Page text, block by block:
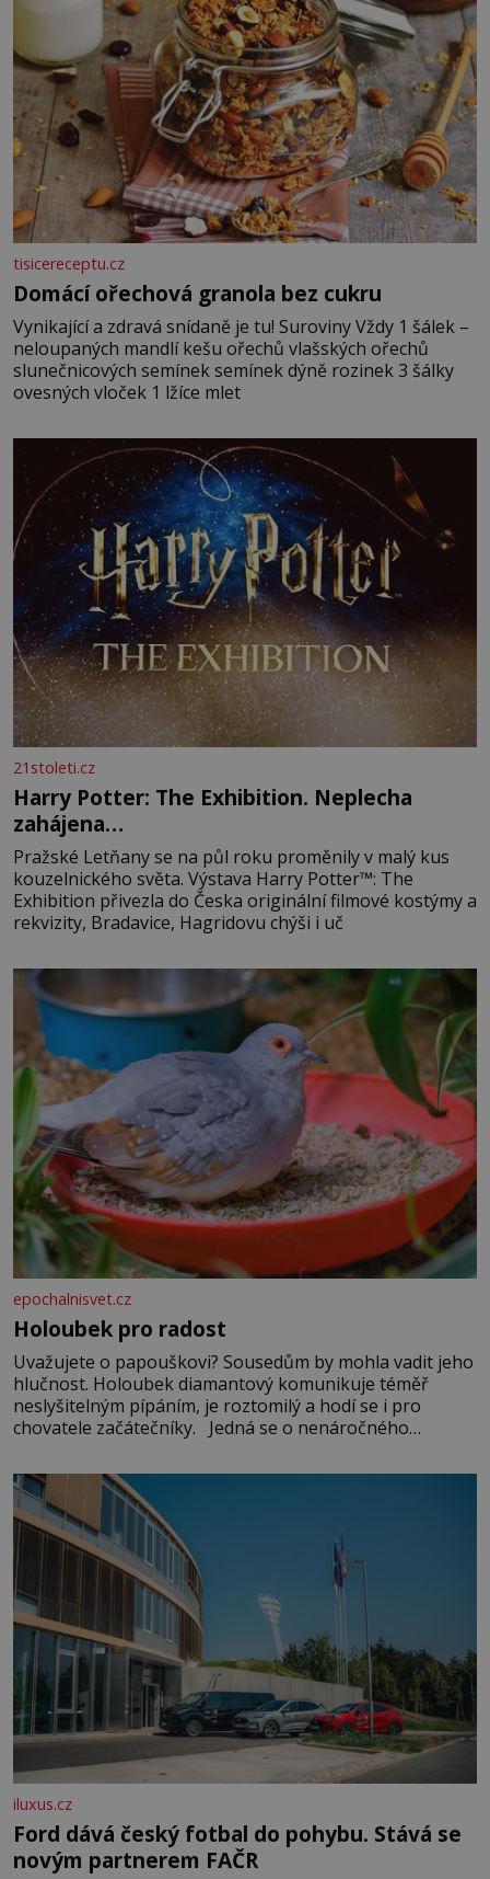
tisicereceptu.cz
Domácí ořechová granola bez cukru
Vynikající a zdravá snídaně je tu! Suroviny Vždy 1 šálek –
neloupaných mandlí kešu ořechů vlašských ořechů
slunečnicových semínek semínek dýně rozinek 3 šálky
ovesných vloček 1 lžíce mlet
21stoleti.cz
Harry Potter: The Exhibition. Neplecha
zahájena…
Pražské Letňany se na půl roku proměnily v malý kus
kouzelnického světa. Výstava Harry Potter™: The
Exhibition přivezla do Česka originální filmové kostýmy a
rekvizity, Bradavice, Hagridovu chýši i uč
epochalnisvet.cz
Holoubek pro radost
Uvažujete o papouškovi? Sousedům by mohla vadit jeho
hlučnost. Holoubek diamantový komunikuje téměř
neslyšitelným pípáním, je roztomilý a hodí se i pro
chovatele začátečníky. Jedná se o nenáročného
času tráví na zemi, kde sbírá zbytky semínek Jeho
domovinou je prakticky celá Austrálie s výjimkou
pobřežní oblasti.
iluxus.cz
Ford dává český fotbal do pohybu. Stává se
novým partnerem FAČR